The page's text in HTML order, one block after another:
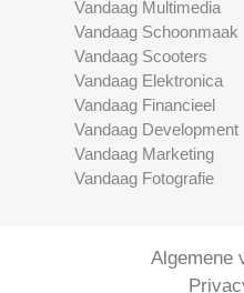
Vandaag Multimedia
Vandaag Schoonmaak
Vandaag Scooters
Vandaag Elektronica
Vandaag Financieel
Vandaag Development
Vandaag Marketing
Vandaag Fotografie
Algemene